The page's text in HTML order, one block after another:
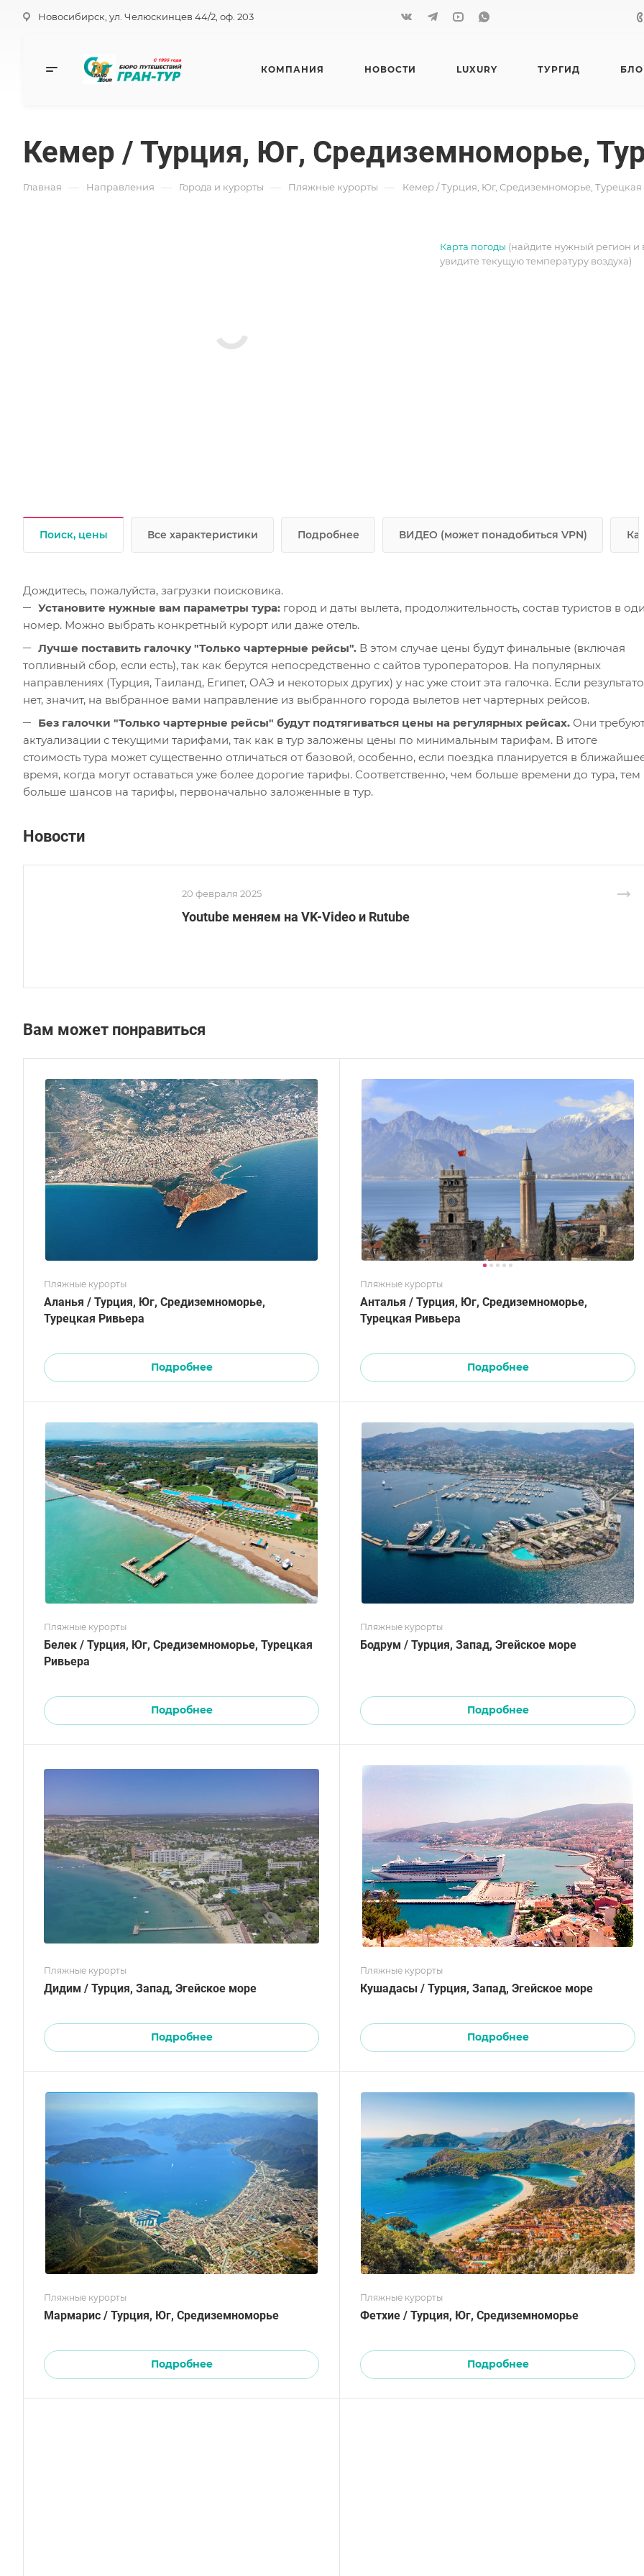
Новосибирск, ул. Челюскинцев 44/2, оф. 203
КОМПАНИЯ НОВОСТИ LUXURY ТУРГИД
Кемер / Турция, Юг, Средиземноморье,
Главная — Направления — Города и курорты — Пляжные курорты — Кемер / Турция, Юг, Средиземноморье, Турецкая
Карта погоды (найдите нужный регион и
увидите текущую температуру воздуха)
Поиск, цены Все характеристики Подробнее ВИДЕО (может понадобиться VPN)
Дождитесь, пожалуйста, загрузки поисковика.
Установите нужные вам параметры тура: город и даты вылета, продолжительность, состав туристов в
номер. Можно выбрать конкретный курорт или даже отель.
Лучше поставить галочку "Только чартерные рейсы". В этом случае цены будут финальные (включая
топливный сбор, если есть), так как берутся непосредственно с сайтов туроператоров. На популярных
направлениях (Турция, Таиланд, Египет, ОАЭ и некоторых других) у нас уже стоит эта галочка. Если
нет, значит, на выбранное вами направление из выбранного города вылетов нет чартерных рейсов.
Без галочки "Только чартерные рейсы" будут подтягиваться цены на регулярных рейсах. Они
актуализации с текущими тарифами, так как в тур заложены цены по минимальным тарифам. В итоге
стоимость тура может существенно отличаться от базовой, особенно, если поездка планируется в
время, когда могут оставаться уже более дорогие тарифы. Соответственно, чем больше времени до тура, тем
больше шансов на тарифы, первоначально заложенные в тур.
Новости
20 февраля 2025
Youtube меняем на VK-Video и Rutube
Вам может понравиться
Пляжные курорты
Аланья / Турция, Юг, Средиземноморье,
Турецкая Ривьера
Подробнее
Пляжные курорты
Анталья / Турция, Юг, Средиземноморье,
Турецкая Ривьера
Подробнее
Пляжные курорты
Белек / Турция, Юг, Средиземноморье, Турецкая
Ривьера
Подробнее
Пляжные курорты
Бодрум / Турция, Запад, Эгейское море
Подробнее
Пляжные курорты
Дидим / Турция, Запад, Эгейское море
Подробнее
Пляжные курорты
Кушадасы / Турция, Запад, Эгейское море
Подробнее
Пляжные курорты
Мармарис / Турция, Юг, Средиземноморье
Подробнее
Пляжные курорты
Фетхие / Турция, Юг, Средиземноморье
Подробнее